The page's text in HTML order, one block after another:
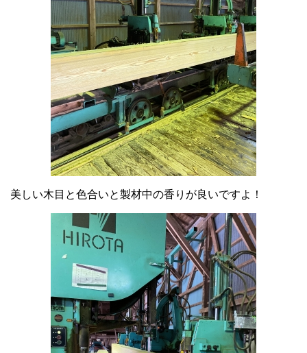
美しい木目と色合いと製材中の香りが良いですよ！